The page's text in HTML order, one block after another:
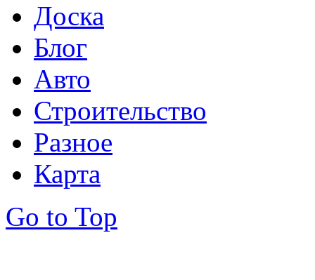
Доска
Блог
Авто
Строительство
Разное
Карта
Go to Top